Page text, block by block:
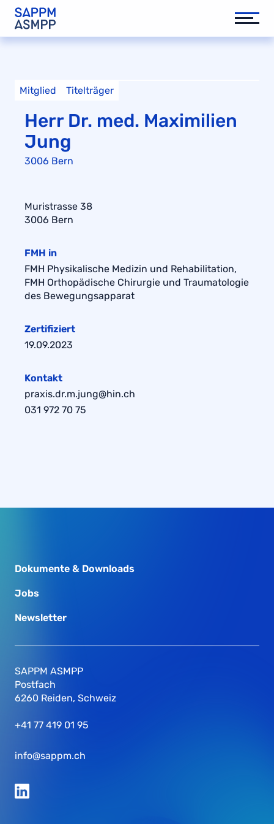
Mitglied Titelträger
Herr Dr. med. Maximilien
Jung
3006 Bern
Muristrasse 38
3006 Bern
FMH in
FMH Physikalische Medizin und Rehabilitation,
FMH Orthopädische Chirurgie und Traumatologie
des Bewegungsapparat
Zertifiziert
19.09.2023
Kontakt
praxis.dr.m.jung@hin.ch
031 972 70 75
Dokumente & Downloads
Jobs
Newsletter
SAPPM ASMPP
Postfach
6260 Reiden, Schweiz
+41 77 419 01 95
info@sappm.ch